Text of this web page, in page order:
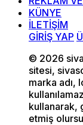
KÜNYE
İLETİŞİM
GİRİŞ YAP
© 2026
sitesi,
marka adı,
kullanarak,
etmiş